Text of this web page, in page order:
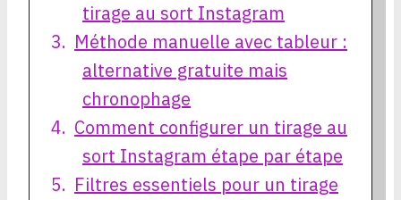
tirage au sort Instagram
Méthode manuelle avec tableur :
alternative gratuite mais
chronophage
Comment configurer un tirage au
sort Instagram étape par étape
Filtres essentiels pour un tirage